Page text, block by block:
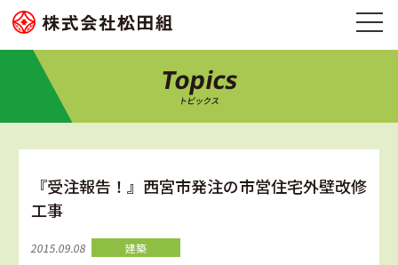
Topics
トピックス
『受注報告！』西宮市発注の市営住宅外壁改修
工事
2015.09.08 建築